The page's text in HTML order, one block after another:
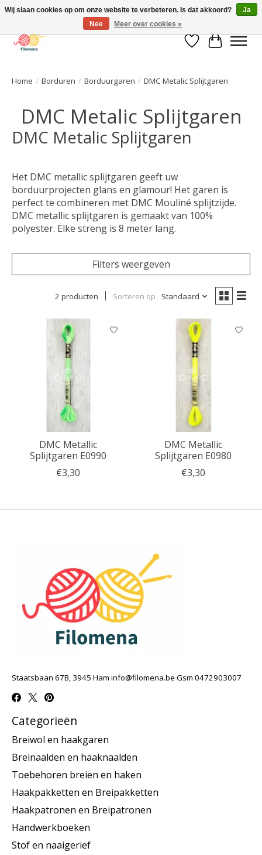
Verlanglijst
Home / Borduren / Borduurgaren / DMC Metalic Splijtgaren
DMC Metalic Splijtgaren
DMC Metalic Splijtgaren
Het DMC metallic splijtgaren geeft uw
borduurprojecten glans en glamour! Het garen is
perfect te combineren met DMC Mouliné splijtzijde.
DMC metallic splijtgaren is gemaakt van 100%
polyester. Elke streng is 8 meter lang.
Filters weergeven
2 producten Sorteren op Standaard
DMC Metallic
Splijtgaren E0990
€3,30
DMC Metallic
Splijtgaren E0980
€3,30
Staatsbaan 67B, 3945 Ham info@filomena.be Gsm 0472903007
Categorieën
Breiwol en haakgaren
Breinaalden en haaknaalden
Toebehoren breien en haken
Haakpakketten en Breipakketten
Haakpatronen en Breipatronen
Handwerkboeken
Stof en naaigerief
Wij slaan cookies op om onze website te verbeteren. Is dat akkoord?
Ja
Nee
Meer over cookies »